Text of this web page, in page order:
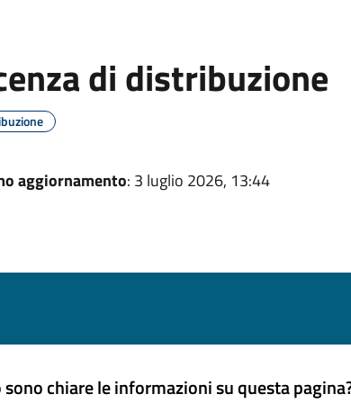
di distribuzione
aggiornamento: 3 luglio 2026, 13:44
sono chiare le informazioni su questa